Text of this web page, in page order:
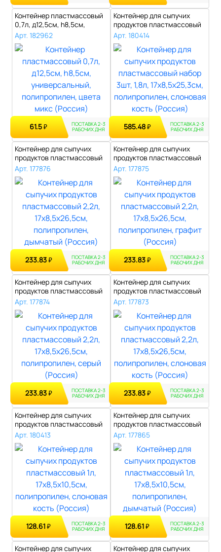
Контейнер пластмассовый
0,7л, д12,5см, h8,5см,
универса..
Арт. 182962
61.5₽ ПОСТАВКА 2-3
РАБОЧИХ ДНЯ
Контейнер для сыпучих
продуктов пластмассовый
набор 3шт..
Арт. 180414
585.48₽ ПОСТАВКА 2-3
РАБОЧИХ ДНЯ
Контейнер для сыпучих
продуктов пластмассовый
2,2л, 17х..
Арт. 177876
233.83₽ ПОСТАВКА 2-3
РАБОЧИХ ДНЯ
Контейнер для сыпучих
продуктов пластмассовый
2,2л, 17х..
Арт. 177875
233.83₽ ПОСТАВКА 2-3
РАБОЧИХ ДНЯ
Контейнер для сыпучих
продуктов пластмассовый
2,2л, 17х..
Арт. 177874
233.83₽ ПОСТАВКА 2-3
РАБОЧИХ ДНЯ
Контейнер для сыпучих
продуктов пластмассовый
2,2л, 17х..
Арт. 177873
233.83₽ ПОСТАВКА 2-3
РАБОЧИХ ДНЯ
Контейнер для сыпучих
продуктов пластмассовый
1л, 17х8,..
Арт. 180413
128.61₽ ПОСТАВКА 2-3
РАБОЧИХ ДНЯ
Контейнер для сыпучих
продуктов пластмассовый
1л, 17х8,..
Арт. 177865
128.61₽ ПОСТАВКА 2-3
РАБОЧИХ ДНЯ
Контейнер для сыпучих Контейнер для сыпучих